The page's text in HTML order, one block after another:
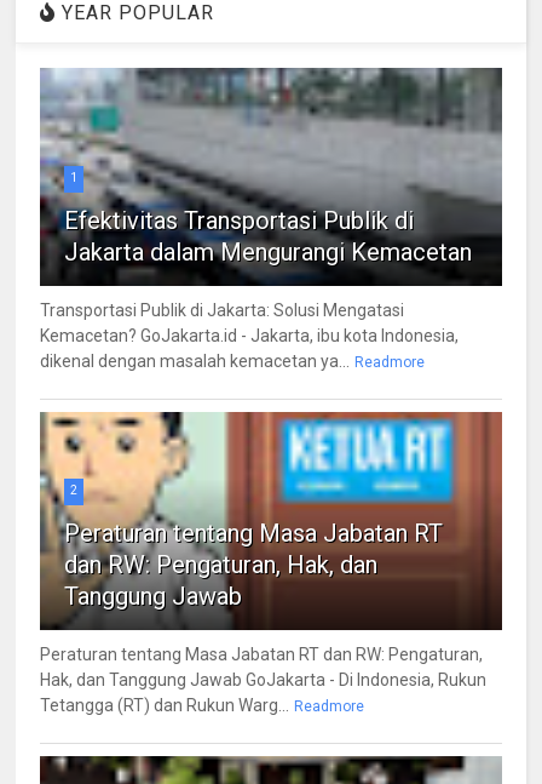
YEAR POPULAR
1
Efektivitas Transportasi Publik di
Jakarta dalam Mengurangi Kemacetan
Transportasi Publik di Jakarta: Solusi Mengatasi
Kemacetan? GoJakarta.id - Jakarta, ibu kota Indonesia,
dikenal dengan masalah kemacetan ya... Readmore
2
Peraturan tentang Masa Jabatan RT
dan RW: Pengaturan, Hak, dan
Tanggung Jawab
Peraturan tentang Masa Jabatan RT dan RW: Pengaturan,
Hak, dan Tanggung Jawab GoJakarta - Di Indonesia, Rukun
Tetangga (RT) dan Rukun Warg... Readmore